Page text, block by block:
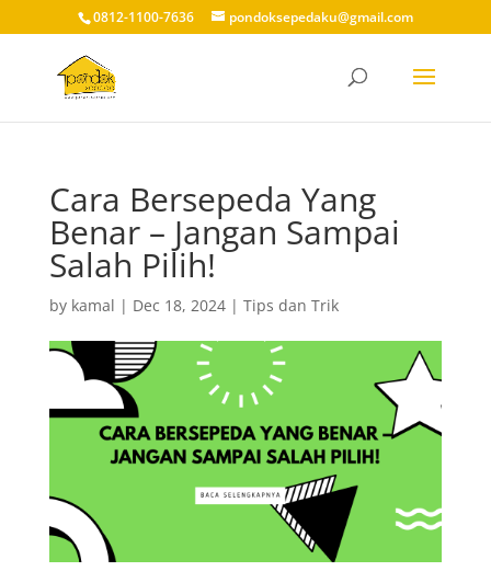
0812-1100-7636 pondoksepedaku@gmail.com
Cara Bersepeda Yang
Benar – Jangan Sampai
Salah Pilih!
by kamal | Dec 18, 2024| Tips dan Trik